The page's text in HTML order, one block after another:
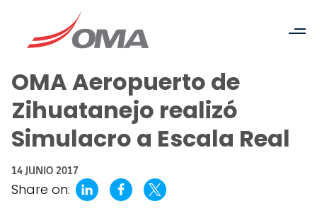
OMA Aeropuerto de
Zihuatanejo realizó
Simulacro a Escala Real
14 JUNIO 2017
Share on: